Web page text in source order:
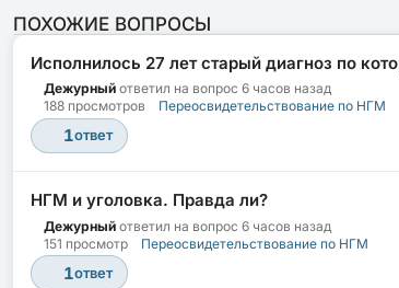
ПОХОЖИЕ ВОПРОСЫ
Исполнилось 27 лет старый диагноз по
Дежурный ответил на вопрос 6 часов назад
188 просмотров
Переосвидетельствование по НГМ
1ответ
НГМ и уголовка. Правда ли?
Дежурный ответил на вопрос 6 часов назад
151 просмотр
Переосвидетельствование по НГМ
1ответ